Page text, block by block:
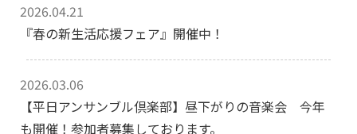
2026.04.21
『春の新生活応援フェア』開催中！
2026.03.06
【平日アンサンブル倶楽部】昼下がりの音楽会 今年
も開催！参加者募集しております。